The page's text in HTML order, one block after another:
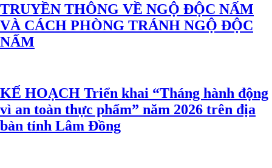
TRUYỀN THÔNG VỀ NGỘ ĐỘC NẤM
VÀ CÁCH PHÒNG TRÁNH NGỘ ĐỘC
NẤM
KẾ HOẠCH Triển khai “Tháng hành động
vì an toàn thực phẩm” năm 2026 trên địa
bàn tỉnh Lâm Đồng